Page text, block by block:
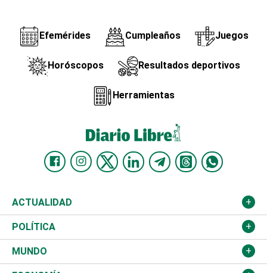
Efemérides Cumpleaños Juegos
Horóscopos Resultados deportivos
Herramientas
ACTUALIDAD
Nacional
Ciudad
POLÍTICA
Partidos
MUNDO